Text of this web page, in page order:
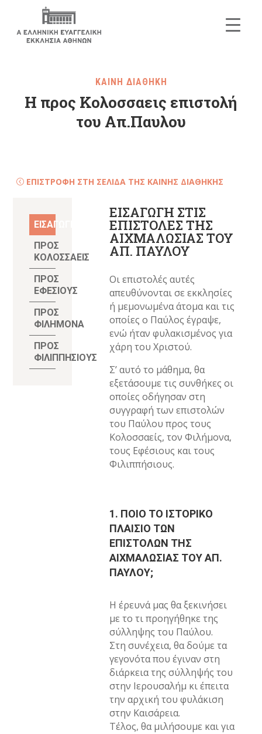
ΚΑΙΝΗ ΔΙΑΘΗΚΗ
Η προς Κολοσσαεις επιστολή
του Απ.Παυλου
ΕΠΙΣΤΡΟΦΗ ΣΤΗ ΣΕΛΙΔΑ ΤΗΣ ΚΑΙΝΗΣ ΔΙΑΘΗΚΗΣ
ΕΙΣΑΓΩΓΗ
ΠΡΟΣ
ΚΟΛΟΣΣΑΕΙΣ
ΠΡΟΣ
ΕΦΕΣΙΟΥΣ
ΠΡΟΣ
ΦΙΛΗΜΟΝΑ
ΠΡΟΣ
ΦΙΛΙΠΠΗΣΙΟΥΣ
ΕΙΣΑΓΩΓΗ ΣΤΙΣ
ΕΠΙΣΤΟΛΕΣ ΤΗΣ
ΑΙΧΜΑΛΩΣΙΑΣ ΤΟΥ
ΑΠ. ΠΑΥΛΟΥ
Οι επιστολές αυτές
απευθύνονται σε εκκλησίες
ή μεμονωμένα άτομα και τις
οποίες ο Παύλος έγραψε,
ενώ ήταν φυλακισμένος για
χάρη του Χριστού.
Σ’ αυτό το μάθημα, θα
εξετάσουμε τις συνθήκες οι
οποίες οδήγησαν στη
συγγραφή των επιστολών
του Παύλου προς τους
Κολοσσαείς, τον Φιλήμονα,
τους Εφέσιους και τους
Φιλιππήσιους.
1. ΠΟΙΟ ΤΟ ΙΣΤΟΡΙΚΟ
ΠΛΑΙΣΙΟ ΤΩΝ
ΕΠΙΣΤΟΛΩΝ ΤΗΣ
ΑΙΧΜΑΛΩΣΙΑΣ ΤΟΥ ΑΠ.
ΠΑΥΛΟΥ;
Η έρευνά μας θα ξεκινήσει
με το τι προηγήθηκε της
σύλληψης του Παύλου.
Στη συνέχεια, θα δούμε τα
γεγονότα που έγιναν στη
διάρκεια της σύλληψής του
στην Ιερουσαλήμ κι έπειτα
την αρχική του φυλάκιση
στην Καισάρεια.
Τέλος, θα μιλήσουμε και για